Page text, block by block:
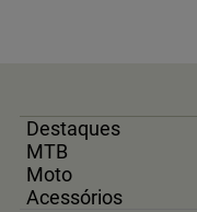
Destaques
MTB
Moto
Acessórios